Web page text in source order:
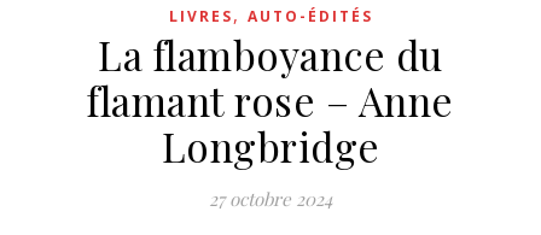
LIVRES, AUTO-ÉDITÉS
La flamboyance du
flamant rose – Anne
Longbridge
27 octobre 2024